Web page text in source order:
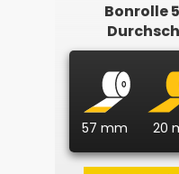
Bonrolle
57 mm 20